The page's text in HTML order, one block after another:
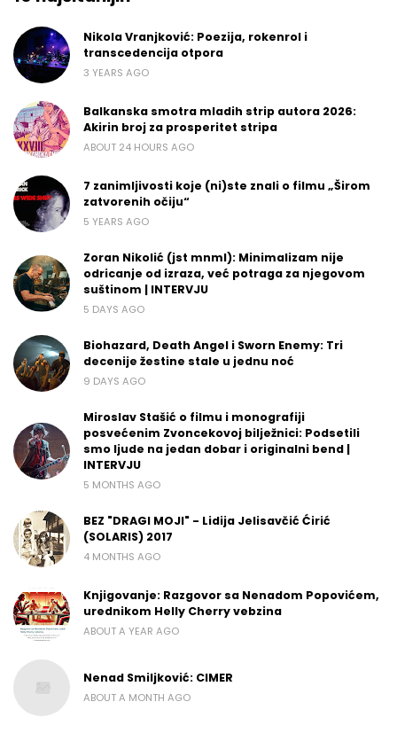
Nikola Vranjković: Poezija, rokenrol i
transcedencija otpora
3 YEARS AGO
Balkanska smotra mladih strip autora 2026:
Akirin broj za prosperitet stripa
ABOUT 24 HOURS AGO
7 zanimljivosti koje (ni)ste znali o filmu „Širom
zatvorenih očiju“
5 YEARS AGO
Zoran Nikolić (jst mnml): Minimalizam nije
odricanje od izraza, već potraga za njegovom
suštinom | INTERVJU
5 DAYS AGO
Biohazard, Death Angel i Sworn Enemy: Tri
decenije žestine stale u jednu noć
9 DAYS AGO
Miroslav Stašić o filmu i monografiji
posvećenim Zvoncekovoj bilježnici: Podsetili
smo ljude na jedan dobar i originalni bend |
INTERVJU
5 MONTHS AGO
BEZ "DRAGI MOJI" - Lidija Jelisavčić Ćirić
(SOLARIS) 2017
4 MONTHS AGO
Knjigovanje: Razgovor sa Nenadom Popovićem,
urednikom Helly Cherry vebzina
ABOUT A YEAR AGO
Nenad Smiljković: CIMER
ABOUT A MONTH AGO